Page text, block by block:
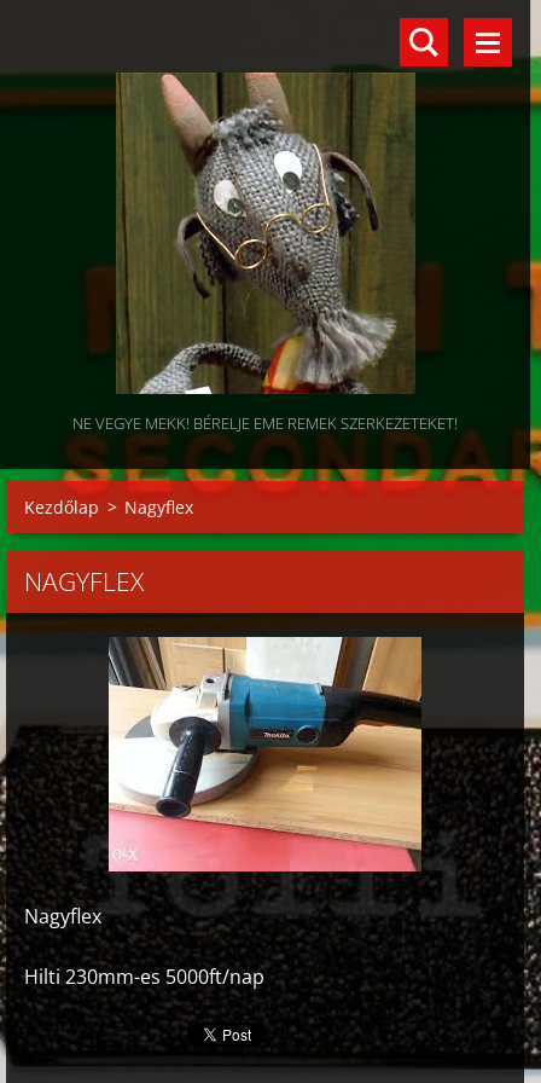
NE VEGYE MEKK! BÉRELJE EME REMEK SZERKEZETEKET!
Kezdőlap > Nagyflex
NAGYFLEX
Nagyflex
Hilti 230mm-es 5000ft/nap